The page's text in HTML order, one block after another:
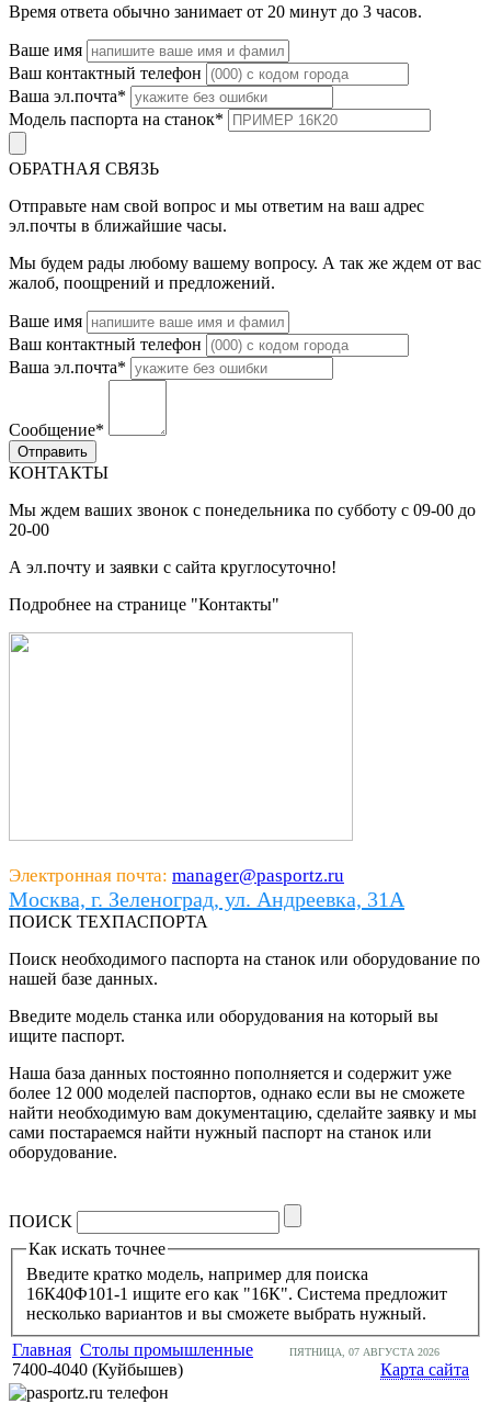
Время ответа обычно занимает от 20 минут до 3 часов.
Ваше имя
Ваш контактный телефон
Ваша эл.почта*
Модель паспорта на станок*
ОБРАТНАЯ СВЯЗЬ
Отправьте нам свой вопрос и мы ответим на ваш адрес
эл.почты в ближайшие часы.
Мы будем рады любому вашему вопросу. А так же ждем от вас
жалоб, поощрений и предложений.
Ваше имя
Ваш контактный телефон
Ваша эл.почта*
Сообщение*
КОНТАКТЫ
Мы ждем ваших звонок с понедельника по субботу с 09-00 до
20-00
А эл.почту и заявки с сайта круглосуточно!
Подробнее на странице "Контакты"
Электронная почта: manager@pasportz.ru
Москва, г. Зеленоград, ул. Андреевка, 31А
ПОИСК ТЕХПАСПОРТА
Поиск необходимого паспорта на станок или оборудование по
нашей базе данных.
Введите модель станка или оборудования на который вы
ищите паспорт.
Наша база данных постоянно пополняется и содержит уже
более 12 000 моделей паспортов, однако если вы не сможете
найти необходимую вам документацию, сделайте заявку и мы
сами постараемся найти нужный паспорт на станок или
оборудование.
ПОИСК
Как искать точнее
Введите кратко модель, например для поиска
16К40Ф101-1 ищите его как "16К". Система предложит
несколько вариантов и вы сможете выбрать нужный.
Главная Столы промышленные
7400-4040 (Куйбышев)
ПЯТНИЦА, 07 АВГУСТА 2026
Карта сайта